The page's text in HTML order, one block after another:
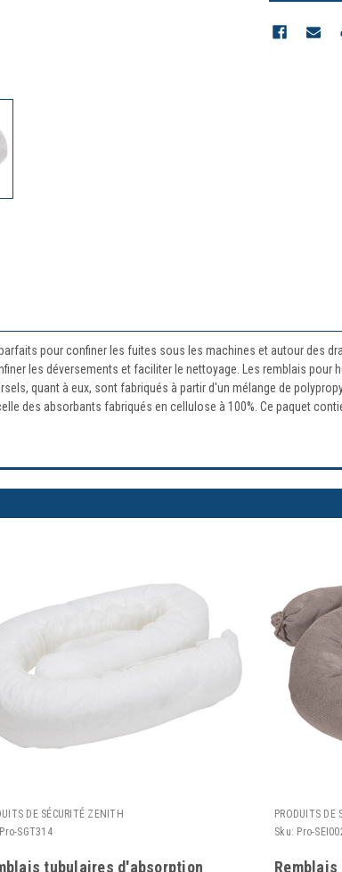
pour confiner les fuites sous les machines et autour des
les déversements et faciliter le nettoyage. Les remblais
quant à eux, sont fabriqués à partir d'un mélange de
des absorbants fabriqués en cellulose à 100%. Ce paquet
DE SÉCURITÉ ZENITH
Pro-SGT314
tubulaires d'absorption
PRODUITS DE
Sku: Pro-